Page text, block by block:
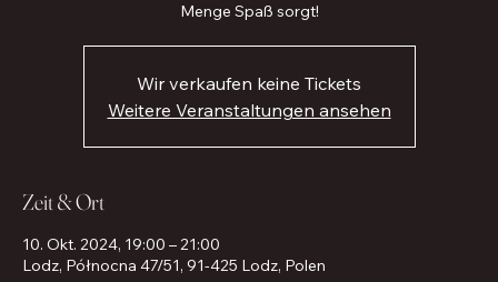
Menge Spaß sorgt!
Wir verkaufen keine Tickets
Weitere Veranstaltungen ansehen
Zeit & Ort
10. Okt. 2024, 19:00 – 21:00
Lodz, Północna 47/51, 91-425 Lodz, Polen